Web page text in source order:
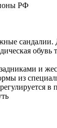
РФ
сандалии.
обувь
и
из
в